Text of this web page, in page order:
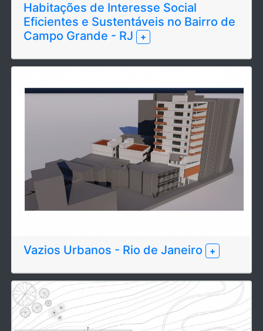
Habitações de Interesse Social
Eficientes e Sustentáveis no Bairro de
Campo Grande - RJ
+
Vazios Urbanos - Rio de Janeiro +